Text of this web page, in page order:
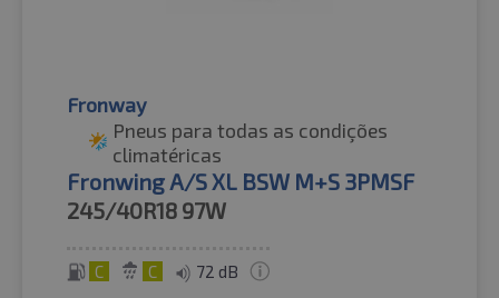
Fronway
Pneus para todas as condições
climatéricas
Fronwing A/S XL BSW M+S 3PMSF
245/40R18 97W
C C 72 dB